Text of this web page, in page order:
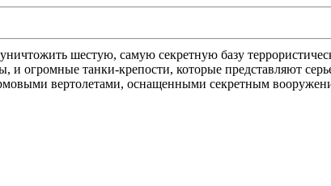
шестую, самую секретную базу
и огромные танки-крепости, которые представляют
вертолетами, оснащенными секретным